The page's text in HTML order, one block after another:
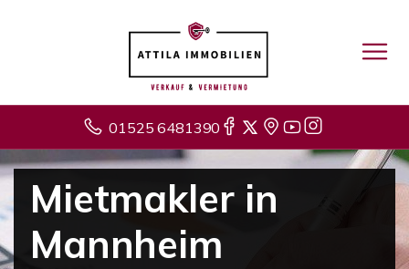
01525 6481390
Mietmakler in
Mannheim